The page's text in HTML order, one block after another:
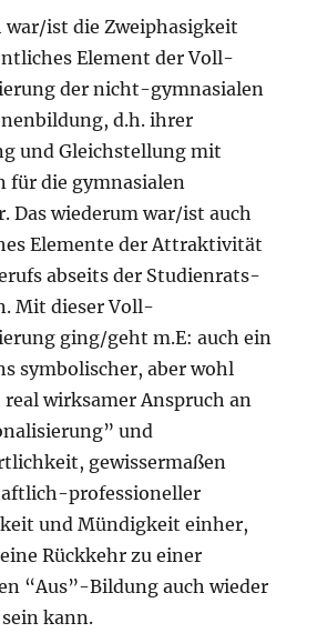
war/ist die Zweiphasigkeit
Element der Voll-
der nicht-gymnasialen
d.h. ihrer
und Gleichstellung mit
für die gymnasialen
Das wiederum war/ist auch
Elemente der Attraktivität
abseits der Studienrats-
Mit dieser Voll-
ging/geht m.E: auch ein
symbolischer, aber wohl
real wirksamer Anspruch an
und
gewissermaßen
professioneller
und Mündigkeit einher,
Rückkehr zu einer
“Aus”-Bildung auch wieder
kann.